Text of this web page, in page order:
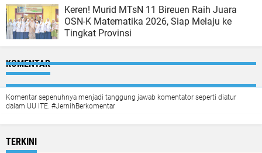
Keren! Murid MTsN 11 Bireuen Raih Juara
OSN-K Matematika 2026, Siap Melaju ke
Tingkat Provinsi
KOMENTAR
Komentar sepenuhnya menjadi tanggung jawab komentator seperti diatur
dalam UU ITE. #JernihBerkomentar
TERKINI